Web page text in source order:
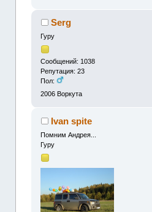
Serg
Гуру
Сообщений: 1038
Репутация: 23
Пол:
2006 Воркута
Ivan spite
Помним Андрея...
Гуру